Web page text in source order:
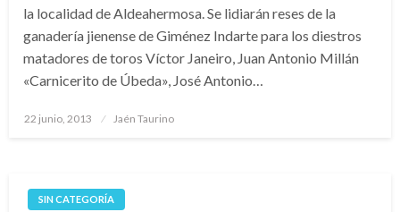
la localidad de Aldeahermosa. Se lidiarán reses de la
ganadería jienense de Giménez Indarte para los diestros
matadores de toros Víctor Janeiro, Juan Antonio Millán
«Carnicerito de Úbeda», José Antonio…
Publicado
22 junio, 2013 Jaén Taurino
SIN CATEGORÍA